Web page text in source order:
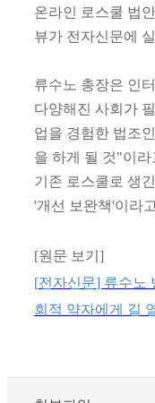
온라인 로스쿨 법
뷰가 전자신문에
류수노 총장은 인
다양해진 사회가
업을 경험한 법조
을 하게 될 것"이라
기존 로스쿨로 생
'개선 보완책'이라
[원문 보기]
[전자신문] 류수노
회적 약자에게 길